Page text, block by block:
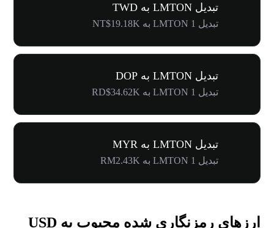
تبدیل LMTON به TWD
تبدیل 1 LMTON به NT$19.18K
تبدیل LMTON به DOP
تبدیل 1 LMTON به RD$34.62K
تبدیل LMTON به MYR
تبدیل 1 LMTON به RM2.43K
ارزهای رمزنگاری شده محبوب به USD